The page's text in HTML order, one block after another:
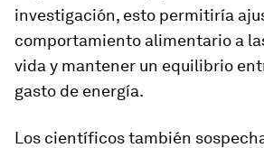
investigación, esto permitiría
comportamiento alimentario a
vida y mantener un equilibrio
gasto de energía.
Los científicos también